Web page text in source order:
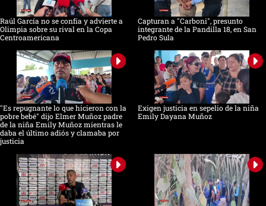
Raúl García no se confía y advierte a
Olimpia sobre su rival en la Copa
Centroamericana
Capturan a "Carboni", presunto
integrante de la Pandilla 18, en San
Pedro Sula
"Es repugnante lo que hicieron con la
pobre bebé" dijo Elmer Muñoz padre
de la niña Emily Muñoz mientras le
daba el último adiós y clamaba por
justicia
Exigen justicia en sepelio de la niña
Emily Dayana Muñoz